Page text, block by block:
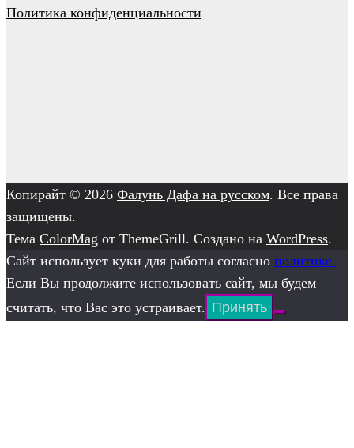
Политика конфиденциальности
Копирайт © 2026 Фалунь Дафа на русском. Все права
защищены.
Тема ColorMag от ThemeGrill. Создано на WordPress.
Сайт использует куки для работы согласно политике.
Если Вы продолжите использовать сайт, мы будем
считать, что Вас это устраивает. Принять